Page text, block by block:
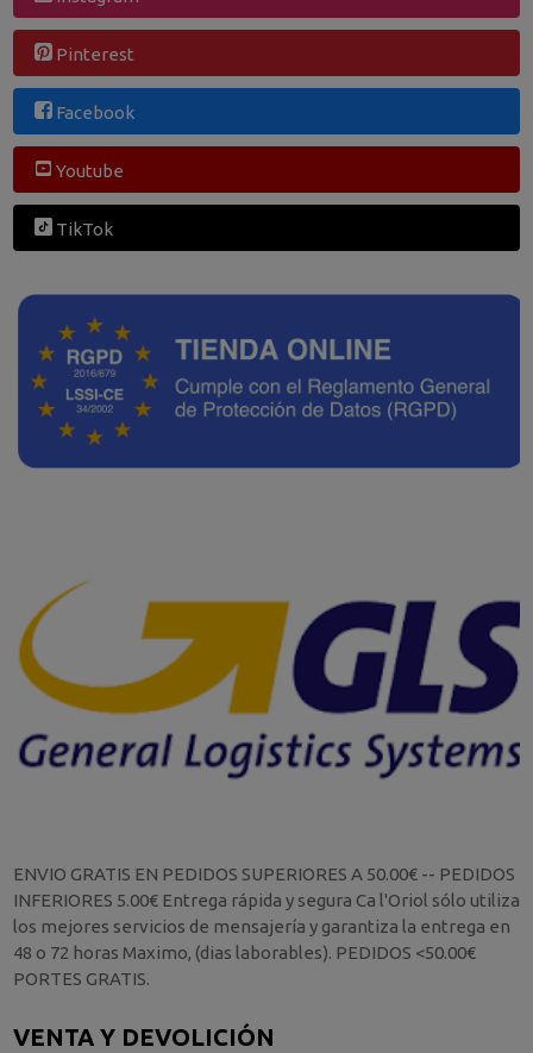
Pinterest
Facebook
Youtube
TikTok
ENVIO GRATIS EN PEDIDOS SUPERIORES A 50.00€ -- PEDIDOS
INFERIORES 5.00€ Entrega rápida y segura Ca l'Oriol sólo utiliza
los mejores servicios de mensajería y garantiza la entrega en
48 o 72 horas Maximo, (dias laborables). PEDIDOS <50.00€
PORTES GRATIS.
VENTA Y DEVOLICIÓN